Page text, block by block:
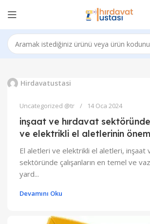
Hirdavatustasi
Uncategorized @tr 14 Oca 2024
inşaat ve hırdavat
ve elektrikli el aletlerinin
El aletleri ve elektrikli el aletleri, inşaat
sektöründe çalışanların en temel ve
yard...
Devamını Oku